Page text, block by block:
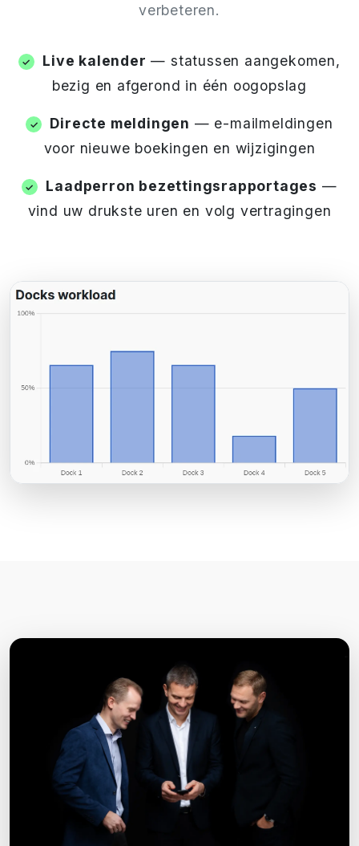
verbeteren.
Live kalender — statussen aangekomen,
bezig en afgerond in één oogopslag
Directe meldingen — e-mailmeldingen
voor nieuwe boekingen en wijzigingen
Laadperron bezettingsrapportages —
vind uw drukste uren en volg vertragingen